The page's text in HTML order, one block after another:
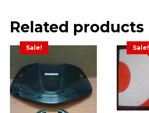
Related products
Sale! Sale!